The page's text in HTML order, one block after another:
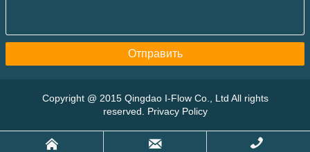
Отправить
Copyright @ 2015 Qingdao I-Flow Co., Ltd All rights
reserved. Privacy Policy
  